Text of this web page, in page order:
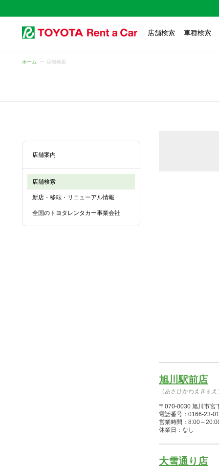
店舗検索 車種検索
ホーム 店舗検索
店舗案内
店舗検索
新店・移転・リニューアル情報
全国のトヨタレンタカー事業会社
旭川駅前店
（あさひかわえきまえ
〒070-0030 旭川市宮
電話番号：0166-23-
営業時間：8:00～
休業日：なし
大雪通り店